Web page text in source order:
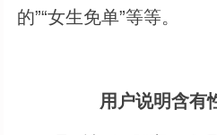
的”“女生免单”等等。
用户说明含有